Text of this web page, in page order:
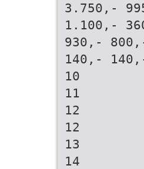
3.750,-
1.100,-
930,-
140,-
10
11
12
12
13
14